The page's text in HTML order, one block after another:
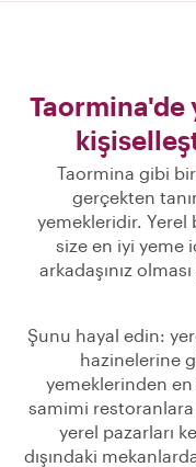
Taormina'de
Taormina gibi
gerçekten
yemekleridir.
size en iyi yeme
arkadaşınız
Şunu hayal edin:
hazinelerine
yemeklerinden
samimi
yerel pazarları
dışındaki